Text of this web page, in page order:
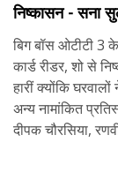
निष्कासन - सना
बिग बॉस ओटीटी 3
कार्ड रीडर, शो से
हारीं क्योंकि
अन्य नामांकित
दीपक चौरसिया,